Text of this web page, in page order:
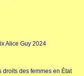
Alice Guy 2024
des femmes en État